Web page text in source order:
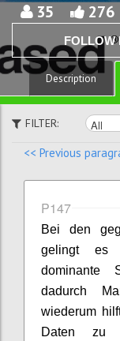
35 276
FOLLOW
Description
FILTER:
<< Previous
P147
Bei den
gelingt es
dominante
dadurch
wiederum
Daten zu